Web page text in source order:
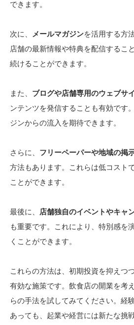
できます。
次に、 メールマガジンを活用する方
店舗の最新情報や特典を配信するこ
続けることができます。
また、 ブログや店舗専用のウェブサ
ンテンツを発信することも有効です
ジンからの流入を期待できます。
さらに、 フリーペーパーや地域の掲
方法もあります。これらは低コスト
ことができます。
最後に、 店舗独自のイベントやキャ
も重要です。これにより、特別感を
くことができます。
これらの方法は、初期投資を抑えつ
有効な施策です。飲食店の開業を考
らの手法を試してみてください。経
あっても、起業や経営には新たな挑